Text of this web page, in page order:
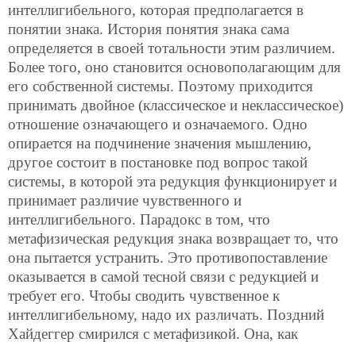
интеллигибельного, которая предполагается в
понятии знака. История понятия знака сама
определяется в своей тотальности этим различием.
Более того, оно становится основополагающим для
его собственной системы. Поэтому приходится
принимать двойное (классическое и неклассическое)
отношение означающего и означаемого. Одно
опирается на подчинение значения мышлению,
другое состоит в постановке под вопрос такой
системы, в которой эта редукция функционирует и
принимает различие чувственного и
интеллигибельного. Парадокс в том, что
метафизическая редукция знака возвращает то, что
она пытается устранить. Это противопоставление
оказывается в самой тесной связи с редукцией и
требует его. Чтобы сводить чувственное к
интеллигибельному, надо их различать. Поздний
Хайдеггер смирился с метафизикой. Она, как